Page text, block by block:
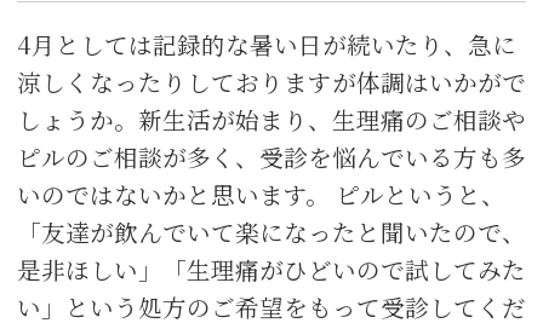
4月としては記録的な暑い日が続いたり、急に
涼しくなったりしておりますが体調はいかがで
しょうか。新生活が始まり、生理痛のご相談や
ピルのご相談が多く、受診を悩んでいる方も多
いのではないかと思います。 ピルというと、
「友達が飲んでいて楽になったと聞いたので、
是非ほしい」「生理痛がひどいので試してみた
い」という処方のご希望をもって受診してくだ